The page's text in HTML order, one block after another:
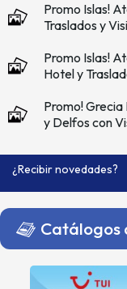
Promo Islas!
Traslados y
Promo Islas!
Hotel y
Promo!
y Delfos con
¿Recibir novedades?
Catálogos